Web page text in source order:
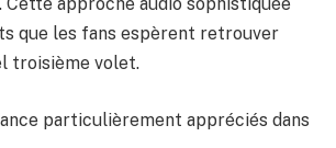
que les fans espèrent retrouver
troisième volet.
particulièrement appréciés dans